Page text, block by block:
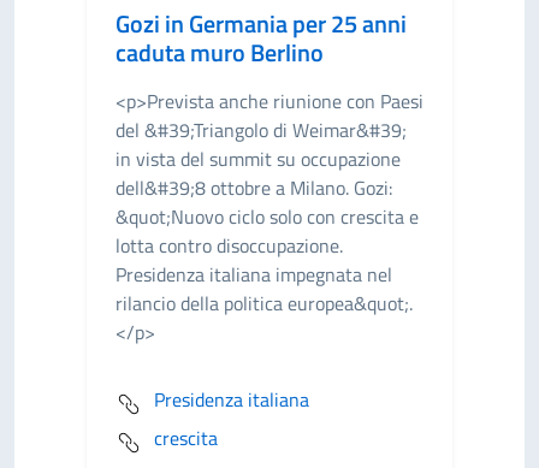
Gozi in Germania per 25 anni
caduta muro Berlino
<p>Prevista anche riunione con Paesi
del &#39;Triangolo di Weimar&#39;
in vista del summit su occupazione
dell&#39;8 ottobre a Milano. Gozi:
&quot;Nuovo ciclo solo con crescita e
lotta contro disoccupazione.
Presidenza italiana impegnata nel
rilancio della politica europea&quot;.
</p>
Presidenza italiana
crescita